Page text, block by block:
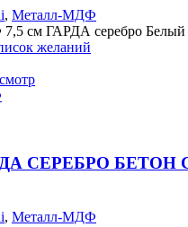
, Металл-МДФ
см ГАРДА серебро Белый
желаний
СЕРЕБРО
, Металл-МДФ